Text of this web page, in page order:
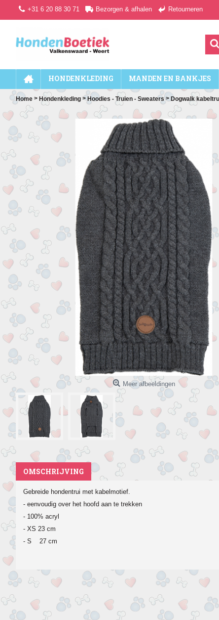
+31 6 20 88 30 71 Bezorgen & afhalen Retourneren
HONDENKLEDING MANDEN EN BANKJES
Home > Hondenkleding > Hoodies - Truien - Sweaters > Dogwalk
Meer afbeeldingen
OMSCHRIJVING
Gebreide hondentrui met kabelmotief.
- eenvoudig over het hoofd aan te trekken
- 100% acryl
- XS 23 cm
- S 27 cm